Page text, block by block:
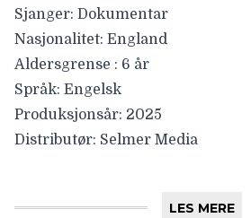
Sjanger: Dokumentar
Nasjonalitet: England
Aldersgrense : 6 år
Språk: Engelsk
Produksjonsår: 2025
Distributør: Selmer Media
LES MERE